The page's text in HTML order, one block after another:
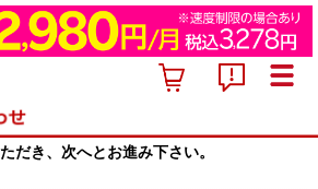
だき、次へとお進み下さい。